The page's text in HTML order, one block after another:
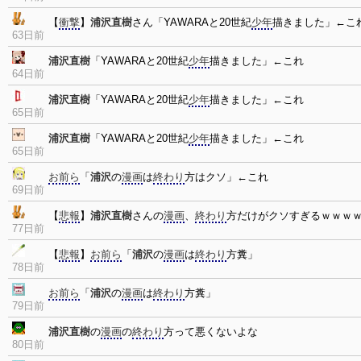
63日前
【衝撃】 浦沢直樹さん「YAWARAと20世紀少年描きました」←こ
64日前
浦沢直樹 「YAWARAと20世紀少年描きました」←これ
65日前
浦沢直樹 「YAWARAと20世紀少年描きました」←これ
65日前
浦沢直樹 「YAWARAと20世紀少年描きました」←これ
69日前
お前ら 「 浦沢の漫画は終わり 方はクソ」←これ
77日前
【悲報 】 浦沢直樹さんの漫画、 終わり 方だけがクソすぎるｗｗｗ
78日前
【悲報 】 お前ら 「 浦沢の漫画は終わり 方糞」
79日前
お前ら 「 浦沢の漫画は終わり 方糞」
80日前
浦沢直樹の漫画の終わり 方って悪くないよな